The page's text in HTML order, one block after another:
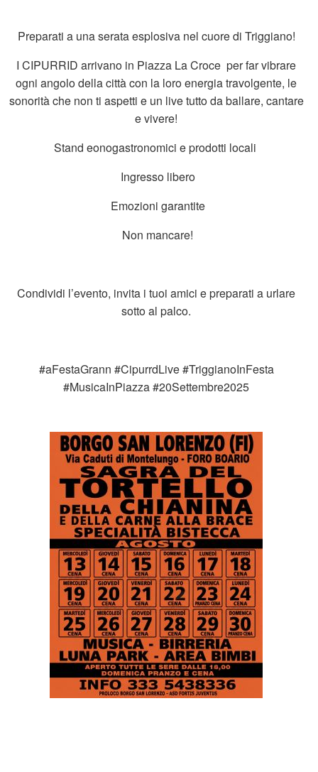
Preparati a una serata esplosiva nel cuore di Triggiano!
I CIPURRID arrivano in Piazza La Croce per far vibrare
ogni angolo della città con la loro energia travolgente, le
sonorità che non ti aspetti e un live tutto da ballare, cantare
e vivere!
Stand eonogastronomici e prodotti locali
Ingresso libero
Emozioni garantite
Non mancare!
Condividi l’evento, invita i tuoi amici e preparati a urlare
sotto al palco.
#aFestaGrann #CipurrdLive #TriggianoInFesta
#MusicaInPiazza #20Settembre2025